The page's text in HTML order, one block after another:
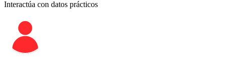
Interactúa con datos prácticos